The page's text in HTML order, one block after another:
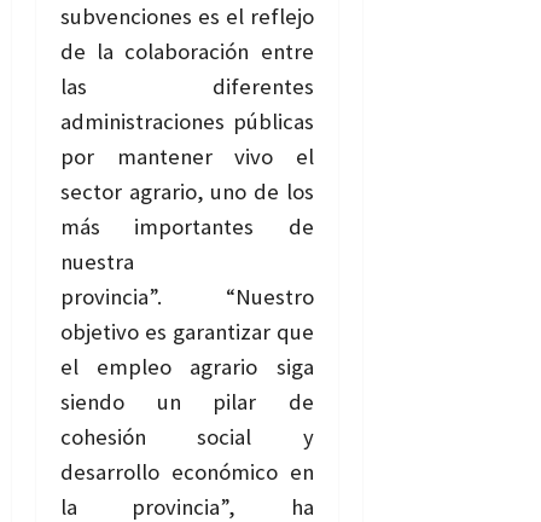
subvenciones es el reflejo
de la colaboración entre
las diferentes
administraciones públicas
por mantener vivo el
sector agrario, uno de los
más importantes de
nuestra
provincia”. “Nuestro
objetivo es garantizar que
el empleo agrario siga
siendo un pilar de
cohesión social y
desarrollo económico en
la provincia”, ha